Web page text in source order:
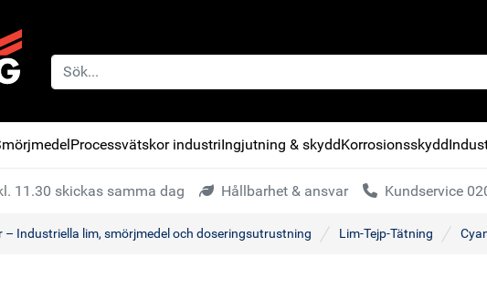
Processvätskor industriIngjutning & skyddKorrosionsskydd
11.30 skickas samma dag Hållbarhet & ansvar Kundservice
– Industriella lim, smörjmedel och doseringsutrustning Lim-Tejp-Tätning